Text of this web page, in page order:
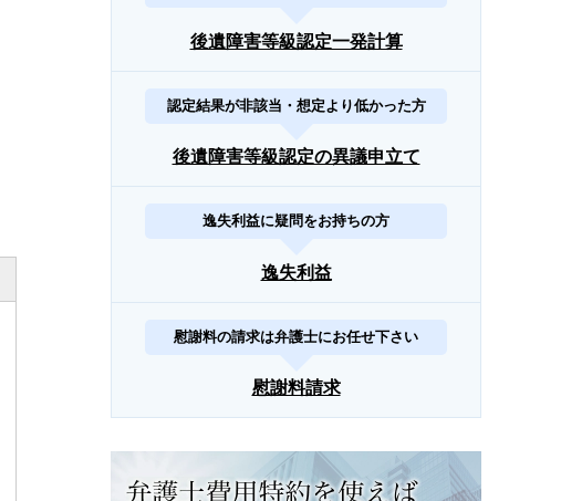
後遺障害等級認定一発計算
認定結果が非該当・想定より低かった方
後遺障害等級認定の異議申立て
逸失利益に疑問をお持ちの方
逸失利益
慰謝料の請求は弁護士にお任せ下さい
慰謝料請求